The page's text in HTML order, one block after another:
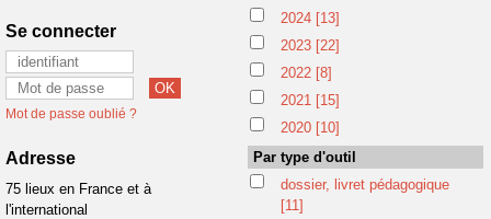
Se connecter
Mot de passe oublié ?
Adresse
75 lieux en France et à
l'international
2024 [13]
2023 [22]
2022 [8]
2021 [15]
2020 [10]
Par type d'outil
dossier, livret pédagogique
[11]